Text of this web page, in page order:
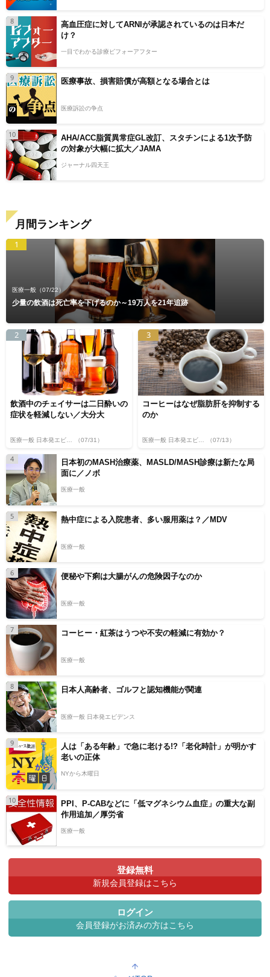
8
高血圧症に対してARNIが承認されているのは日本だ
け？
一目でわかる診療ビフォーアフター
9 医療事故、損害賠償が高額となる場合とは
医療訴訟の争点
10
AHA/ACC脂質異常症GL改訂、スタチンによる1次予防
の対象が大幅に拡大／JAMA
ジャーナル四天王
月間ランキング
1
医療一般 （07/22）
少量の飲酒は死亡率を下げるのか～19万人を21年追跡
2
飲酒中のチェイサーは二日酔いの
症状を軽減しない／大分大
医療一般 日本発エビデンス （07/31）
3
コーヒーはなぜ脂肪肝を抑制する
のか
医療一般 日本発エビデンス （07/13）
4
日本初のMASH治療薬、MASLD/MASH診療は新たな局
面に／ノボ
医療一般
5 熱中症による入院患者、多い服用薬は？／MDV
医療一般
6 便秘や下痢は大腸がんの危険因子なのか
医療一般
7 コーヒー・紅茶はうつや不安の軽減に有効か？
医療一般
8 日本人高齢者、ゴルフと認知機能が関連
医療一般 日本発エビデンス
9
人は「ある年齢」で急に老ける!?「老化時計」が明かす
老いの正体
NYから木曜日
10
PPI、P-CABなどに「低マグネシウム血症」の重大な副
作用追加／厚労省
医療一般
登録無料
新規会員登録はこちら
ログイン
会員登録がお済みの方はこちら